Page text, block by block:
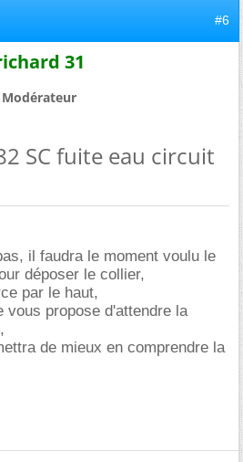
#6
31
Modérateur
SC fuite eau circuit
il faudra le moment voulu le
déposer le collier,
par le haut,
vous propose d'attendre la
de mieux en comprendre la